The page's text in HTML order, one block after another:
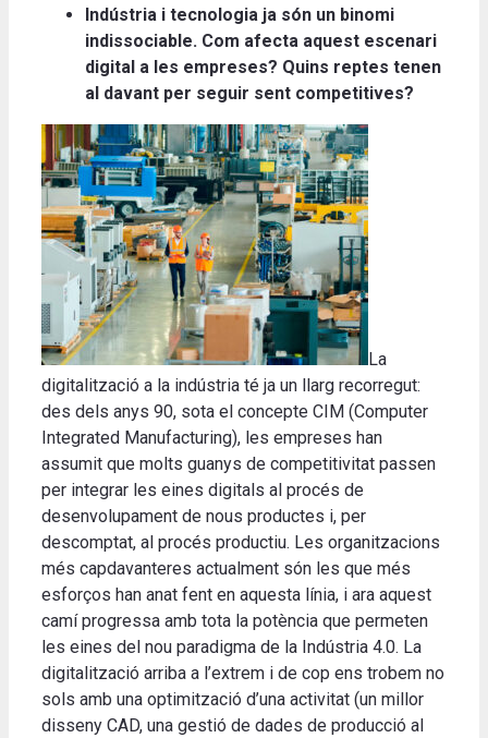
Indústria i tecnologia ja són un binomi
indissociable. Com afecta aquest escenari
digital a les empreses? Quins reptes tenen
al davant per seguir sent competitives?
La
digitalització a la indústria té ja un llarg recorregut:
des dels anys 90, sota el concepte CIM (Computer
Integrated Manufacturing), les empreses han
assumit que molts guanys de competitivitat passen
per integrar les eines digitals al procés de
desenvolupament de nous productes i, per
descomptat, al procés productiu. Les organitzacions
més capdavanteres actualment són les que més
esforços han anat fent en aquesta línia, i ara aquest
camí progressa amb tota la potència que permeten
les eines del nou paradigma de la Indústria 4.0. La
digitalització arriba a l’extrem i de cop ens trobem no
sols amb una optimització d’una activitat (un millor
disseny CAD, una gestió de dades de producció al